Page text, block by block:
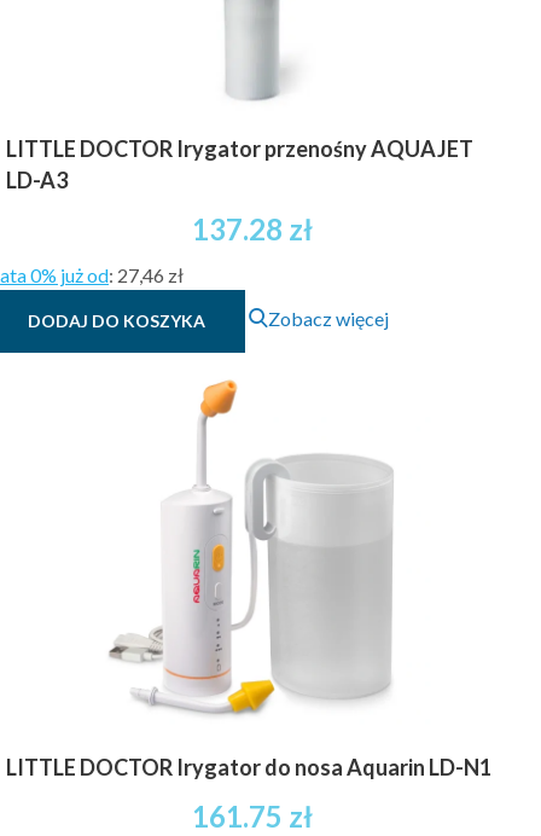
LITTLE DOCTOR Irygator przenośny AQUAJET
LD-A3
137.28 zł
0% już od: 27,46 zł
DODAJ DO KOSZYKA Zobacz więcej
LITTLE DOCTOR Irygator do nosa Aquarin LD-N1
161.75 zł